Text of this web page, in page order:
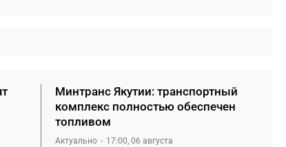
Минтранс Якутии: транспортный
комплекс полностью обеспечен
топливом
Актуально 17:00, 06 августа